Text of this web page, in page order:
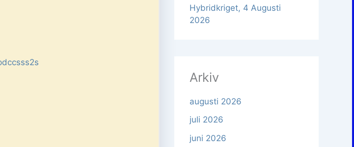
Hybridkriget, 4 Augusti
2026
Arkiv
augusti 2026
juli 2026
juni 2026